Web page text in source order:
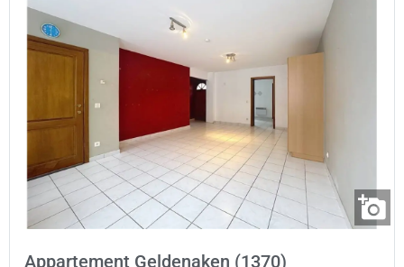
Appartement Geldenaken (1370)